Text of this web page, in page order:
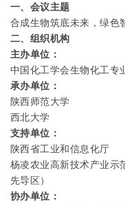
一、会议主题
合成生物筑底未来，绿色
二、组织机构
主办单位：
中国化工学会生物化工专
承办单位：
陕西师范大学
西北大学
支持单位：
陕西省工业和信息化厅
杨凌农业高新技术产业示
先导区）
协办单位：